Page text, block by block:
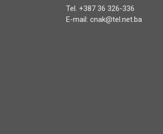
Tel. +387 36 326-336
E-mail: cnak@tel.net.ba